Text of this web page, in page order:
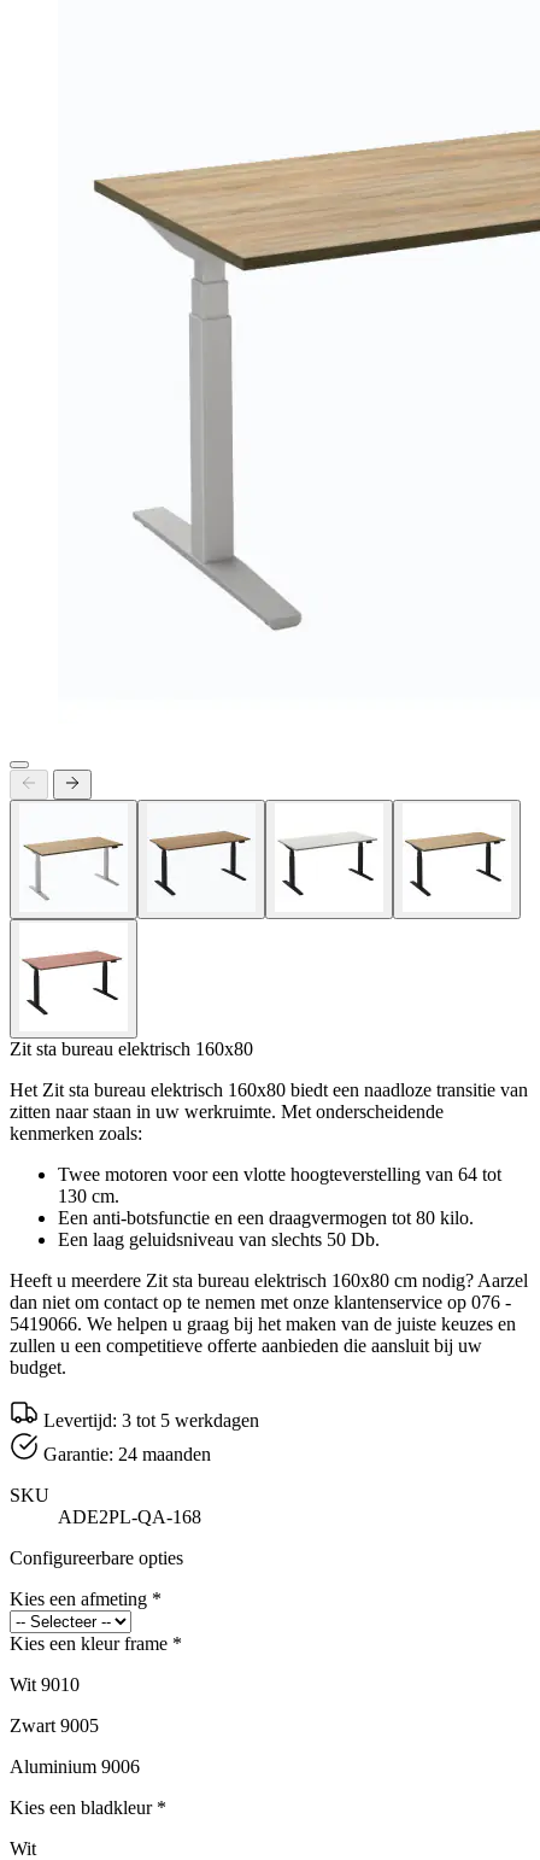
Zit sta bureau elektrisch 160x80
Het Zit sta bureau elektrisch 160x80 biedt een naadloze transitie van
zitten naar staan in uw werkruimte. Met onderscheidende
kenmerken zoals:
Twee motoren voor een vlotte hoogteverstelling van 64 tot
130 cm.
Een anti-botsfunctie en een draagvermogen tot 80 kilo.
Een laag geluidsniveau van slechts 50 Db.
Heeft u meerdere Zit sta bureau elektrisch 160x80 cm nodig? Aarzel
dan niet om contact op te nemen met onze klantenservice op 076 -
5419066. We helpen u graag bij het maken van de juiste keuzes en
zullen u een competitieve offerte aanbieden die aansluit bij uw
budget.
Levertijd: 3 tot 5 werkdagen
Garantie: 24 maanden
SKU
ADE2PL-QA-168
Configureerbare opties
Kies een afmeting *
Kies een kleur frame *
Wit 9010
Zwart 9005
Aluminium 9006
Kies een bladkleur *
Wit